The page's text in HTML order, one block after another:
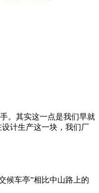
。其实这一点是我们早就
计生产这一块，我们厂
候车亭”相比中山路上的